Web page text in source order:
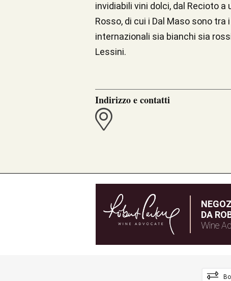
invidiabili vini dolci, dal Recioto
Rosso, di cui i Dal Maso sono
internazionali sia bianchi sia
Lessini.
Indirizzo e contatti
DA
Wine